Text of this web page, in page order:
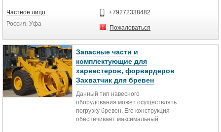
Частное лицо
Россия, Уфа
+79272338482
Пожаловаться
Запасные части и
комплектующие для
харвестеров, форвардеров
Захватчик для бревен
Данный тип навесного
оборудования может осуществлять
погрузку бревен. Его конструкция
обеспечивает максимальный